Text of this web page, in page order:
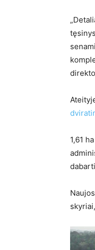
1,61